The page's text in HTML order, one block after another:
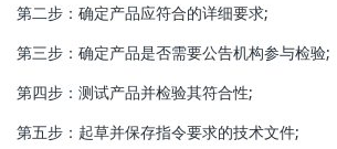
第二步：确定产品应符合的详细要求;
第三步：确定产品是否需要公告机构参与检验;
第四步：测试产品并检验其符合性;
第五步：起草并保存指令要求的技术文件;